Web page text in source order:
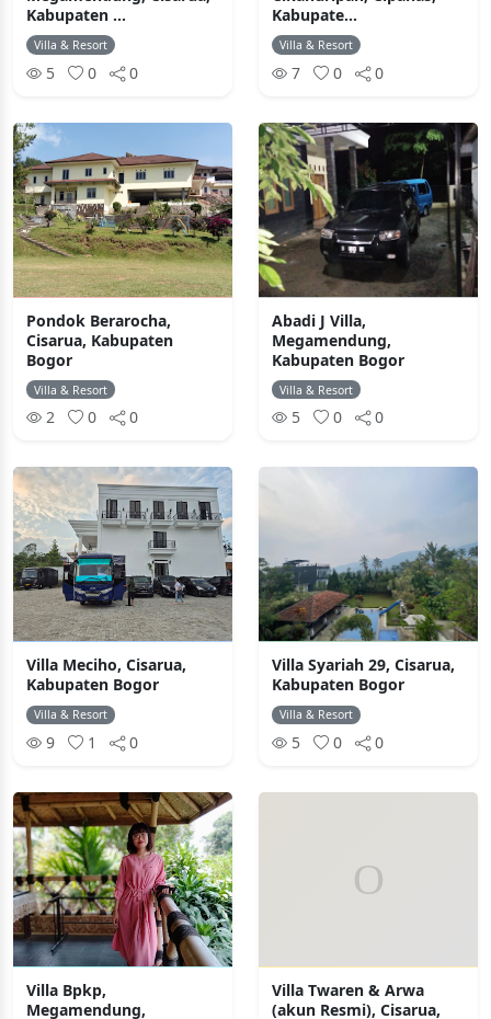
Kabupaten ...
Villa & Resort
5 0 0
Kabupate...
Villa & Resort
7 0 0
Pondok Berarocha,
Cisarua, Kabupaten
Bogor
Villa & Resort
2 0 0
Abadi J Villa,
Megamendung,
Kabupaten Bogor
Villa & Resort
5 0 0
Villa Meciho, Cisarua,
Kabupaten Bogor
Villa & Resort
9 1 0
Villa Syariah 29, Cisarua,
Kabupaten Bogor
Villa & Resort
5 0 0
Villa Bpkp,
Megamendung,
Villa Twaren & Arwa
(akun Resmi), Cisarua,